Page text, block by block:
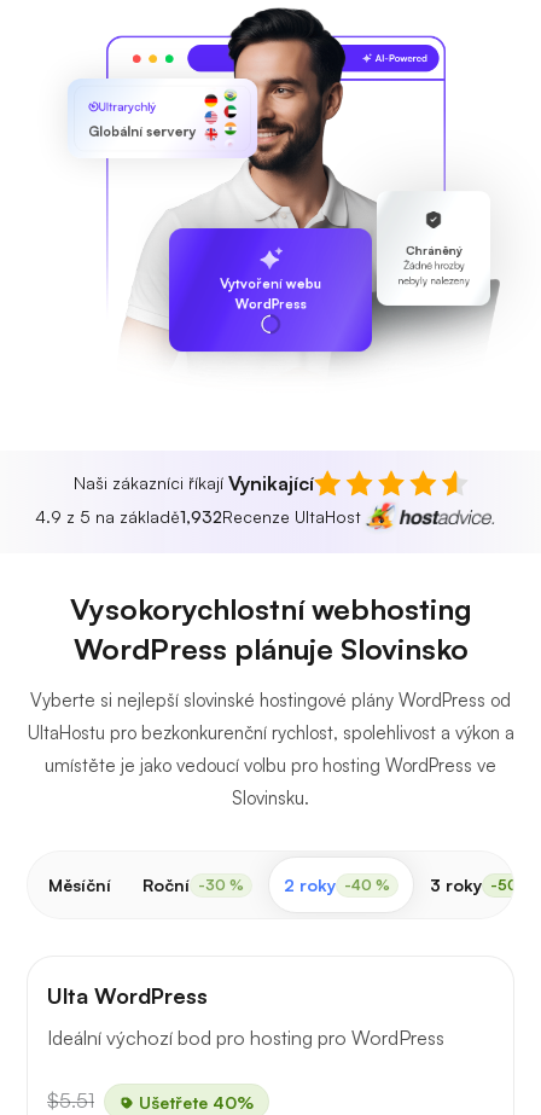
Chráněný
Žádné hrozby
nebyly nalezeny
Ultrarychlý
Globální servery
Vytvoření webu
WordPress
Naši zákazníci říkají Vynikající
4.9 z 5 na základě1,932Recenze UltaHost
Vysokorychlostní webhosting
WordPress plánuje Slovinsko
Vyberte si nejlepší slovinské hostingové plány WordPress od
UltaHostu pro bezkonkurenční rychlost, spolehlivost a výkon a
umístěte je jako vedoucí volbu pro hosting WordPress ve
Slovinsku.
Měsíční Roční -30 % 2 roky -40 % 3 roky -50 %
Ulta WordPress
Ideální výchozí bod pro hosting pro WordPress
$5.51 Ušetřete 40%